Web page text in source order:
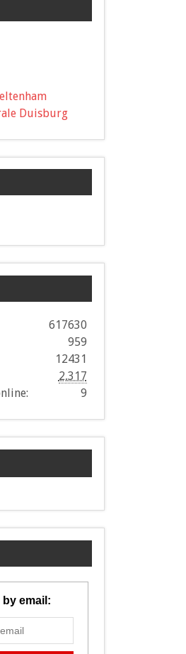
Duisburg
617630
959
12431
2,317
9
email: